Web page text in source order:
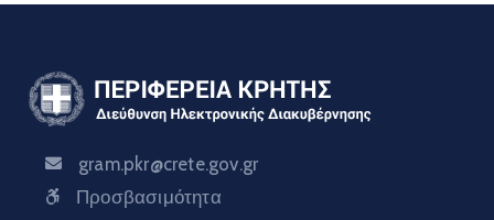
gram.pkr@crete.gov.gr
Προσβασιμότητα